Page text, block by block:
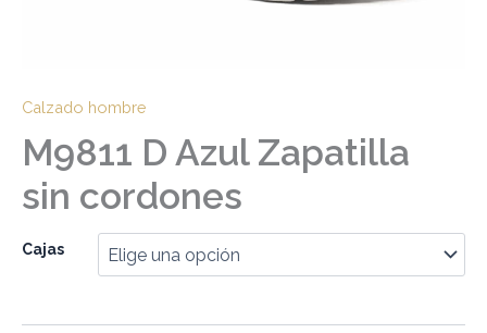
Calzado hombre
M9811 D Azul Zapatilla
sin cordones
Cajas